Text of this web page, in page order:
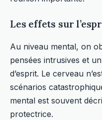
Les effets sur
Au niveau mental, on
pensées intrusives et
d’esprit. Le cerveau
scénarios
mental est souvent
protectrice.